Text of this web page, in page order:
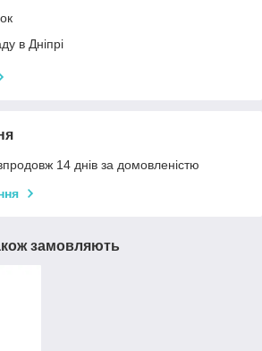
в Дніпрі
14 днів за домовленістю
замовляють